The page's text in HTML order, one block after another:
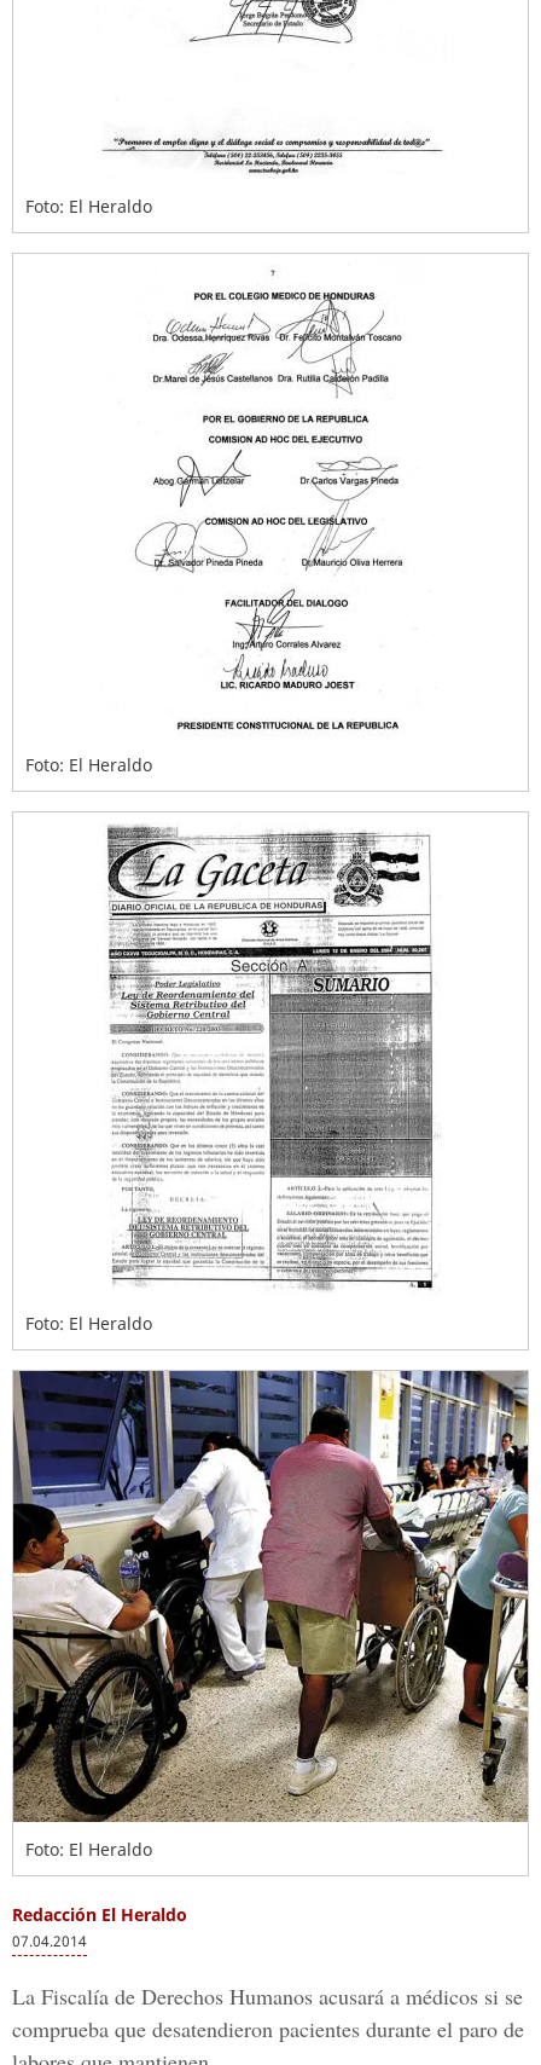
Foto: El Heraldo
Foto: El Heraldo
Foto: El Heraldo
Foto: El Heraldo
Redacción El Heraldo
07.04.2014
La Fiscalía de Derechos Humanos acusará a médicos si se
comprueba que desatendieron pacientes durante el paro de